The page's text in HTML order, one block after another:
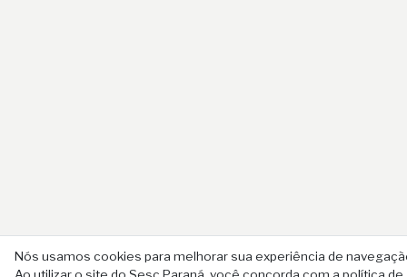
Nós usamos cookies para melhorar sua experiência de